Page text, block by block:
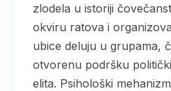
zlodela u istoriji
okviru ratova i
ubice deluju u grupama,
otvorenu podršku
elita. Psihološki